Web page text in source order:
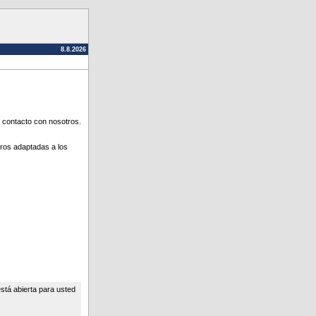
8.8.2026
con nosotros.
adaptadas a los
abierta para usted